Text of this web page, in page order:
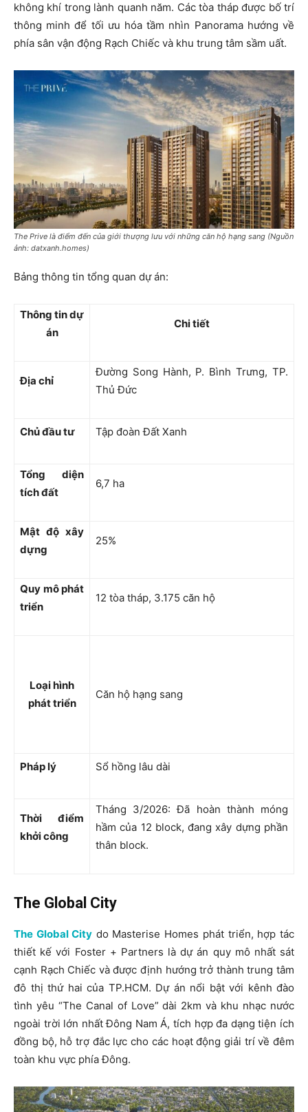
không khí trong lành quanh năm. Các tòa tháp được bố trí
thông minh để tối ưu hóa tầm nhìn Panorama hướng về
phía sân vận động Rạch Chiếc và khu trung tâm sầm uất.
The Prive là điểm đến của giới thượng lưu với những căn hộ hạng sang (Nguồn
ảnh: datxanh.homes)
Bảng thông tin tổng quan dự án:
Thông tin dự
án
Chi tiết
Địa chỉ
Đường Song Hành, P. Bình Trưng, TP.
Thủ Đức
Chủ đầu tư Tập đoàn Đất Xanh
Tổng diện
tích đất
6,7 ha
Mật độ xây
dựng
25%
Quy mô phát
triển
12 tòa tháp, 3.175 căn hộ
Loại hình
phát triển
Căn hộ hạng sang
Pháp lý Sổ hồng lâu dài
Thời điểm
khởi công
Tháng 3/2026: Đã hoàn thành móng
hầm của 12 block, đang xây dựng phần
thân block.
The Global City
The Global City do Masterise Homes phát triển, hợp tác
thiết kế với Foster + Partners là dự án quy mô nhất sát
cạnh Rạch Chiếc và được định hướng trở thành trung tâm
đô thị thứ hai của TP.HCM. Dự án nổi bật với kênh đào
tình yêu “The Canal of Love” dài 2km và khu nhạc nước
ngoài trời lớn nhất Đông Nam Á, tích hợp đa dạng tiện ích
đồng bộ, hỗ trợ đắc lực cho các hoạt động giải trí về đêm
toàn khu vực phía Đông.